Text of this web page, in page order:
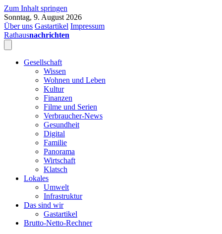
Zum Inhalt springen
Sonntag, 9. August 2026
Über uns Gastartikel Impressum
Rathausnachrichten
Gesellschaft
Wissen
Wohnen und Leben
Kultur
Finanzen
Filme und Serien
Verbraucher-News
Gesundheit
Digital
Familie
Panorama
Wirtschaft
Klatsch
Lokales
Umwelt
Infrastruktur
Das sind wir
Gastartikel
Brutto-Netto-Rechner